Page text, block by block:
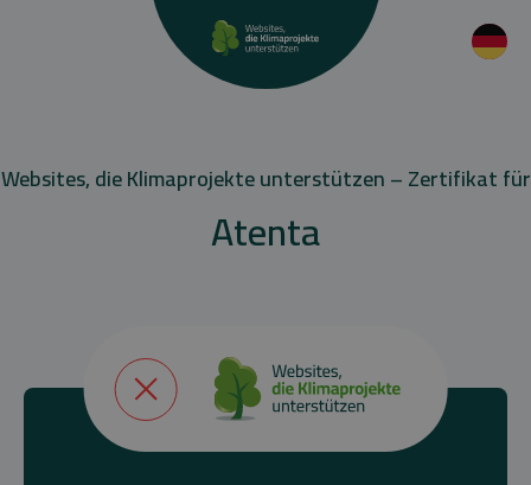
Websites, die Klimaprojekte unterstützen – Zertifikat für
Atenta